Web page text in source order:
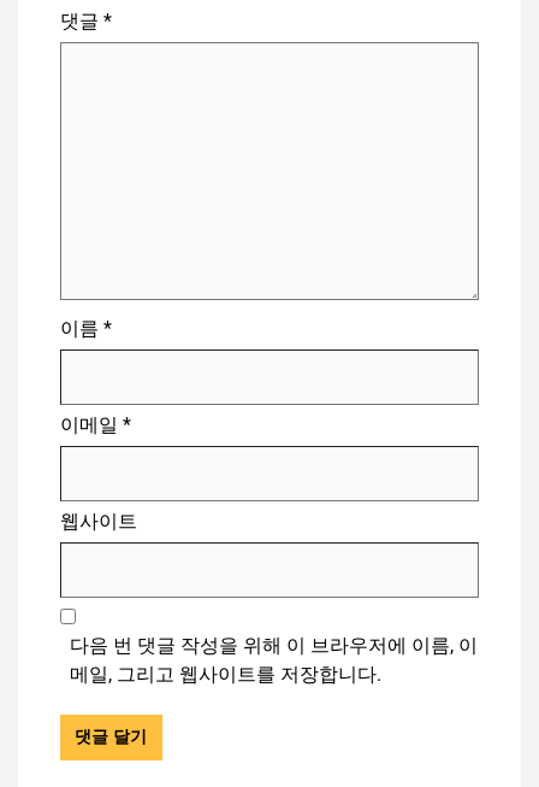
댓글 *
이름 *
이메일 *
웹사이트
다음 번 댓글 작성을 위해 이 브라우저에 이름, 이
메일, 그리고 웹사이트를 저장합니다.